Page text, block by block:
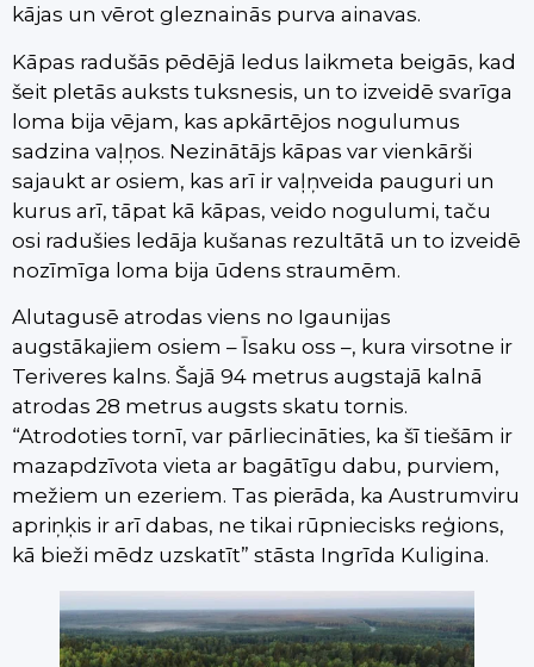
kājas un vērot gleznainās purva ainavas.
Kāpas radušās pēdējā ledus laikmeta beigās, kad
šeit pletās auksts tuksnesis, un to izveidē svarīga
loma bija vējam, kas apkārtējos nogulumus
sadzina vaļņos. Nezinātājs kāpas var vienkārši
sajaukt ar osiem, kas arī ir vaļņveida pauguri un
kurus arī, tāpat kā kāpas, veido nogulumi, taču
osi radušies ledāja kušanas rezultātā un to izveidē
nozīmīga loma bija ūdens straumēm.
Alutagusē atrodas viens no Igaunijas
augstākajiem osiem – Īsaku oss –, kura virsotne ir
Teriveres kalns. Šajā 94 metrus augstajā kalnā
atrodas 28 metrus augsts skatu tornis.
“Atrodoties tornī, var pārliecināties, ka šī tiešām ir
mazapdzīvota vieta ar bagātīgu dabu, purviem,
mežiem un ezeriem. Tas pierāda, ka Austrumviru
apriņķis ir arī dabas, ne tikai rūpniecisks reģions,
kā bieži mēdz uzskatīt” stāsta Ingrīda Kuligina.